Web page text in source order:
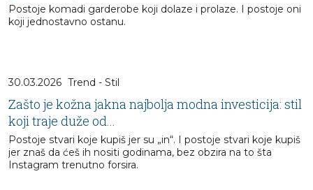
Postoje komadi garderobe koji dolaze i prolaze. I postoje oni
koji jednostavno ostanu.
30.03.2026 Trend - Stil
Zašto je kožna jakna najbolja modna investicija: stil
koji traje duže od...
Postoje stvari koje kupiš jer su „in“. I postoje stvari koje kupiš
jer znaš da ćeš ih nositi godinama, bez obzira na to šta
Instagram trenutno forsira.